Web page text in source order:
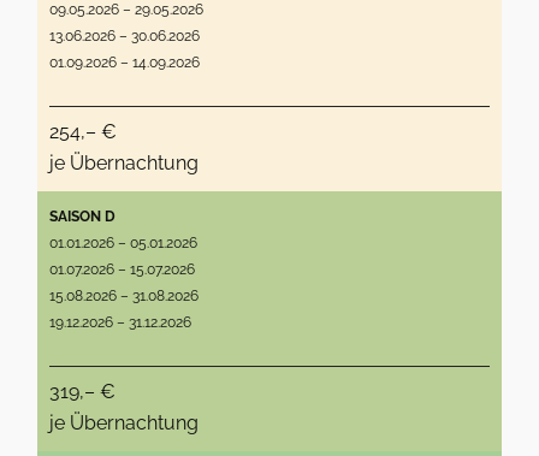
09.05.2026 – 29.05.2026
13.06.2026 – 30.06.2026
01.09.2026 – 14.09.2026
254,– €
je Übernachtung
SAISON D
01.01.2026 – 05.01.2026
01.07.2026 – 15.07.2026
15.08.2026 – 31.08.2026
19.12.2026 – 31.12.2026
319,– €
je Übernachtung